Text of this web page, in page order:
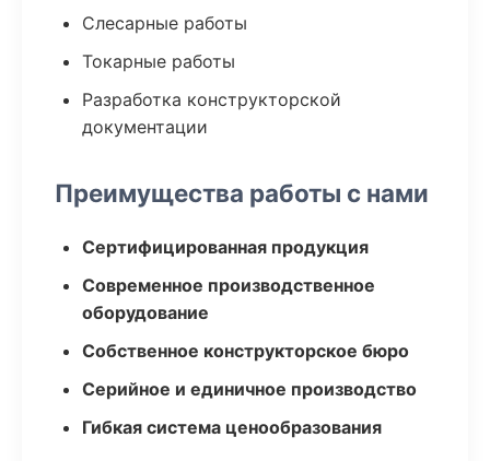
Слесарные работы
Токарные работы
Разработка конструкторской
документации
Преимущества работы с нами
Сертифицированная продукция
Современное производственное
оборудование
Собственное конструкторское бюро
Серийное и единичное производство
Гибкая система ценообразования